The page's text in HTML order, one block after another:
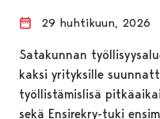
29 huhtikuun, 2026
Satakunnan
kaksi yrityksille
työllistämislisä
sekä Ensirekry-tuki